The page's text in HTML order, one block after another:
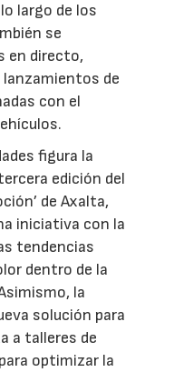
largo de los
se
en directo,
de
con el
figura la
edición del
de Axalta,
iniciativa con la
tendencias
dentro de la
la
solución para
a talleres de
optimizar la